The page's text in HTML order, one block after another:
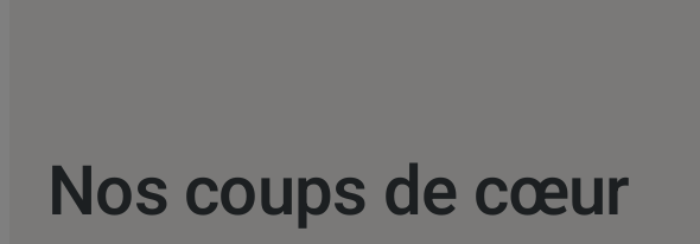
Nos coups de cœur